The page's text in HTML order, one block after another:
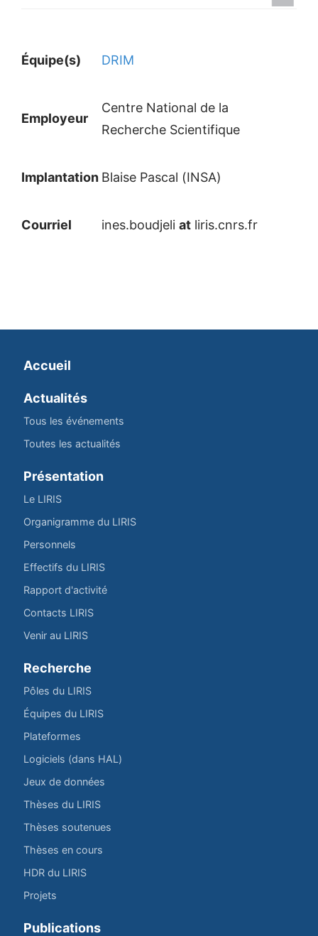
Équipe(s) DRIM
Employeur
Centre National de la
Recherche Scientifique
Implantation Blaise Pascal (INSA)
Courriel ines.boudjeli at liris.cnrs.fr
Accueil
Actualités
Tous les événements
Toutes les actualités
Présentation
Le LIRIS
Organigramme du LIRIS
Personnels
Effectifs du LIRIS
Rapport d'activité
Contacts LIRIS
Venir au LIRIS
Recherche
Pôles du LIRIS
Équipes du LIRIS
Plateformes
Logiciels (dans HAL)
Jeux de données
Thèses du LIRIS
Thèses soutenues
Thèses en cours
HDR du LIRIS
Projets
Publications